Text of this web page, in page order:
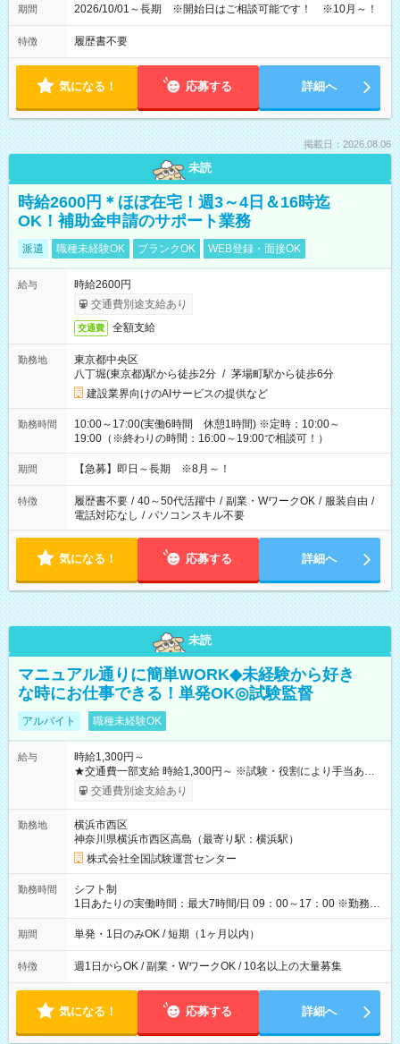
期間 2026/10/01～長期 ※開始日はご相談可能です！ ※10月～！
特徴 履歴書不要
気になる！ 応募する 詳細へ
掲載日：2026.08.06
未読
時給2600円＊ほぼ在宅！週3～4日＆16時迄
OK！補助金申請のサポート業務
派遣 職種未経験OK ブランクOK WEB登録・面接OK
給与
時給2600円
交通費別途支給あり
交通費 全額支給
勤務地
東京都中央区
八丁堀(東京都)駅から徒歩2分 / 茅場町駅から徒歩6分
建設業界向けのAIサービスの提供など
勤務時間
10:00～17:00(実働6時間 休憩1時間) ※定時：10:00～
19:00（※終わりの時間：16:00～19:00で相談可！）
期間 【急募】即日～長期 ※8月～！
特徴 履歴書不要 / 40～50代活躍中 / 副業・WワークOK / 服装自由 /
電話対応なし / パソコンスキル不要
気になる！ 応募する 詳細へ
未読
マニュアル通りに簡単WORK◆未経験から好き
な時にお仕事できる！単発OK◎試験監督
アルバイト 職種未経験OK
給与
時給1,300円～
★交通費一部支給 時給1,300円～ ※試験・役割により手当あり
※勤務回数により昇給あり 【即給（前払い）オプションあ
り！】 希望される場合、勤務から1週間ほどで給与の一部を受け
例】 ・河合塾模擬試験 8:30～17:30（休憩1時間） 時給1,300円
×8時間＝日収10,400円＋交通費 ※当日の役割により時給＋100
円の場合あり ・国家試験 7:00～13:30（休憩なし） 時給1,300
円（役割手当＋100円）×6時間＝日収8,400円＋交通費 【試用期
間】試用期間なし
交通費別途支給あり
勤務地
横浜市西区
神奈川県横浜市西区高島（最寄り駅：横浜駅）
株式会社全国試験運営センター
勤務時間
シフト制
1日あたりの実働時間：最大7時間/日 09：00～17：00 ※勤務時
間は 試験により異なります。
期間 単発・1日のみOK / 短期（1ヶ月以内）
特徴 週1日からOK / 副業・WワークOK / 10名以上の大量募集
気になる！ 応募する 詳細へ